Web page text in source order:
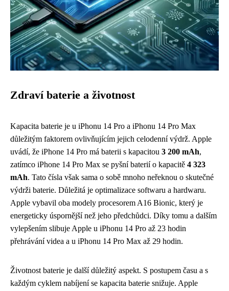
Zdraví baterie a životnost
Kapacita baterie je u iPhonu 14 Pro a iPhonu 14 Pro Max
důležitým faktorem ovlivňujícím jejich celodenní výdrž. Apple
uvádí, že iPhone 14 Pro má baterii s kapacitou 3 200 mAh,
zatímco iPhone 14 Pro Max se pyšní baterií o kapacitě 4 323
mAh. Tato čísla však sama o sobě mnoho neřeknou o skutečné
výdrži baterie. Důležitá je optimalizace softwaru a hardwaru.
Apple vybavil oba modely procesorem A16 Bionic, který je
energeticky úspornější než jeho předchůdci. Díky tomu a dalším
vylepšením slibuje Apple u iPhonu 14 Pro až 23 hodin
přehrávání videa a u iPhonu 14 Pro Max až 29 hodin.
Životnost baterie je další důležitý aspekt. S postupem času a s
každým cyklem nabíjení se kapacita baterie snižuje. Apple